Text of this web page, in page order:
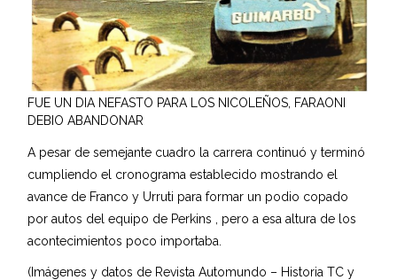
FUE UN DIA NEFASTO PARA LOS NICOLEÑOS, FARAONI
DEBIO ABANDONAR
A pesar de semejante cuadro la carrera continuó y terminó
cumpliendo el cronograma establecido mostrando el
avance de Franco y Urruti para formar un podio copado
por autos del equipo de Perkins , pero a esa altura de los
acontecimientos poco importaba.
(Imágenes y datos de Revista Automundo – Historia TC y